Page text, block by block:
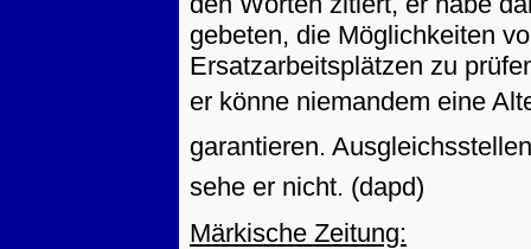
gebeten, die Möglichkeiten
Ersatzarbeitsplätzen zu
er könne niemandem eine
garantieren.
sehe er nicht. (dapd)
Märkische Zeitung: